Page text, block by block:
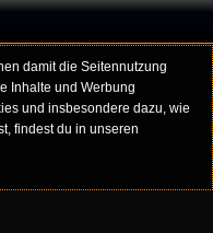
damit die Seitennutzung
Inhalte und Werbung
und insbesondere dazu, wie
findest du in unseren